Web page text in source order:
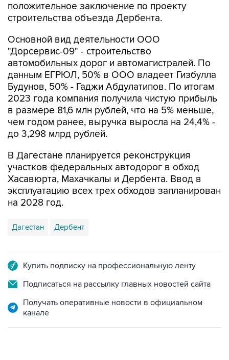
Основной вид деятельности ООО
автомобильных дорог и автомагистралей. По
данным ЕГРЮЛ, 50% в ООО владеет Гизбулла
Будунов, 50% - Гаджи Абдулатипов. По итогам
2023 года компания получила чистую прибыль
в размере 81,6 млн рублей, что на 5% меньше,
чем годом ранее, выручка выросла на 24,4% -
до 3,298 млрд рублей.
В Дагестане планируется реконструкция
Хасавюрта, Махачкалы и Дербента. Ввод в
эксплуатацию всех трех обходов запланирован
на 2028 год.
Дагестан Дербент
Подписаться на рассылку главных новостей сайта
Получать оперативные новости в официальном